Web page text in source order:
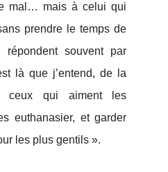
mal… mais à celui qui
prendre le temps de
répondent souvent par
là que j’entend, de la
ceux qui aiment les
euthanasier, et garder
les plus gentils ».